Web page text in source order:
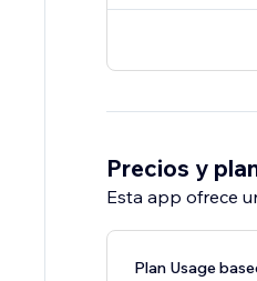
Precios y
Esta app ofrece
Plan Usage